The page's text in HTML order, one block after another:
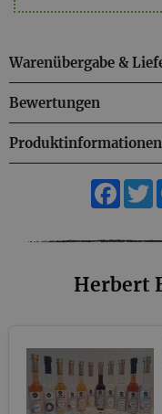
Warenübergabe &
Bewertungen
Produktinformationen
Herbert